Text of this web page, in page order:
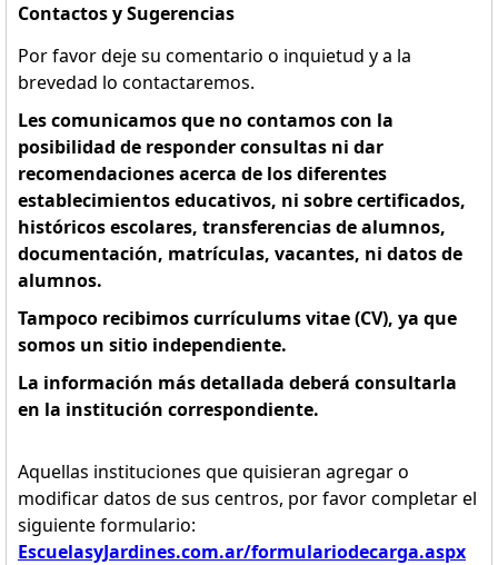
Contactos y Sugerencias
Por favor deje su comentario o inquietud y a la
brevedad lo contactaremos.
Les comunicamos que no contamos con la
posibilidad de responder consultas ni dar
recomendaciones acerca de los diferentes
establecimientos educativos, ni sobre certificados,
históricos escolares, transferencias de alumnos,
documentación, matrículas, vacantes, ni datos de
alumnos.
Tampoco recibimos currículums vitae (CV), ya que
somos un sitio independiente.
La información más detallada deberá consultarla
en la institución correspondiente.
Aquellas instituciones que quisieran agregar o
modificar datos de sus centros, por favor completar el
siguiente formulario:
EscuelasyJardines.com.ar/formulariodecarga.aspx